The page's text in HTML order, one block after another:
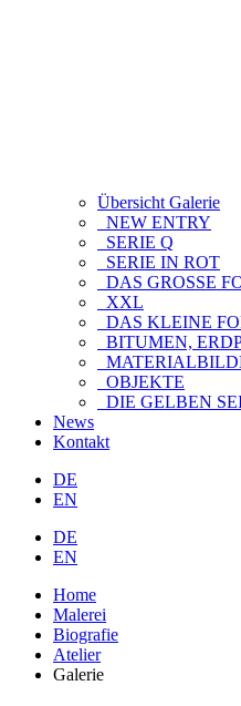
Übersicht Galerie
NEW ENTRY
SERIE Q
SERIE IN ROT
DAS GROSSE
XXL
DAS KLEINE
BITUMEN,
OBJEKTE
DIE GELBEN
News
Kontakt
DE
EN
DE
EN
Home
Malerei
Biografie
Atelier
Galerie